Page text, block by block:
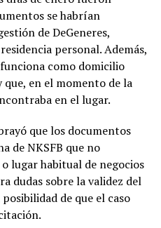
se habrían
de DeGeneres,
personal. Además,
como domicilio
en el momento de la
en el lugar.
que los documentos
de NKSFB que no
lugar habitual de negocios
dudas sobre la validez del
de que el caso